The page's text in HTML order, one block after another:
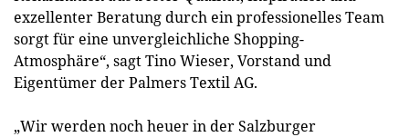
exzellenter Beratung durch ein professionelles Team
sorgt für eine unvergleichliche Shopping-
Atmosphäre“, sagt Tino Wieser, Vorstand und
Eigentümer der Palmers Textil AG.
„Wir werden noch heuer in der Salzburger